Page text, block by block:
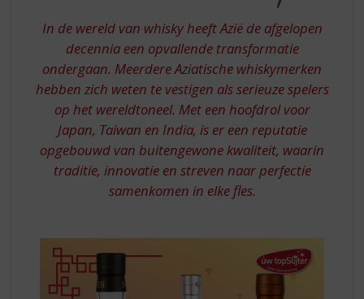
In de wereld van whisky heeft Azië de afgelopen
decennia een opvallende transformatie
ondergaan. Meerdere Aziatische whiskymerken
hebben zich weten te vestigen als serieuze spelers
op het wereldtoneel. Met een hoofdrol voor
Japan, Taiwan en India, is er een reputatie
opgebouwd van buitengewone kwaliteit, waarin
traditie, innovatie en streven naar perfectie
samenkomen in elke fles.